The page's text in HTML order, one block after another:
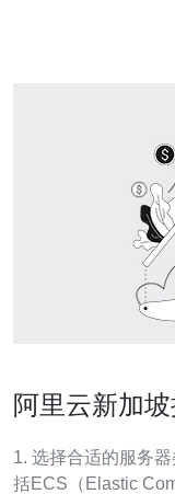
阿里云新加
1. 选择合适的服务器类型 阿里云提供多种服务
括ECS（Elastic